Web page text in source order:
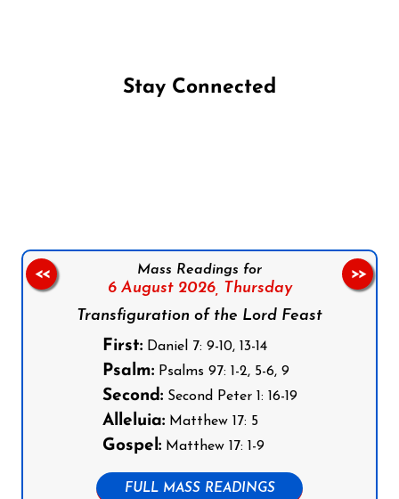
Stay Connected
Mass Readings for
6 August 2026, Thursday
Transfiguration of the Lord Feast
First:Daniel 7: 9-10, 13-14
Psalm:Psalms 97: 1-2, 5-6, 9
Second:Second Peter 1: 16-19
Alleluia:Matthew 17: 5
Gospel:Matthew 17: 1-9
FULL MASS READINGS
<< >>